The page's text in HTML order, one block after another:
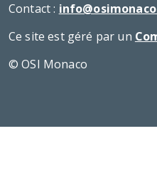
Contact :
Ce site est géré par un
© OSI Monaco